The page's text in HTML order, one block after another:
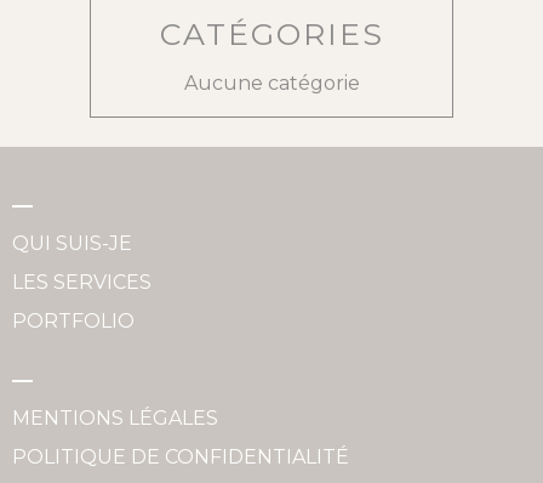
CATÉGORIES
Aucune catégorie
QUI SUIS-JE
LES SERVICES
PORTFOLIO
MENTIONS LÉGALES
POLITIQUE DE CONFIDENTIALITÉ